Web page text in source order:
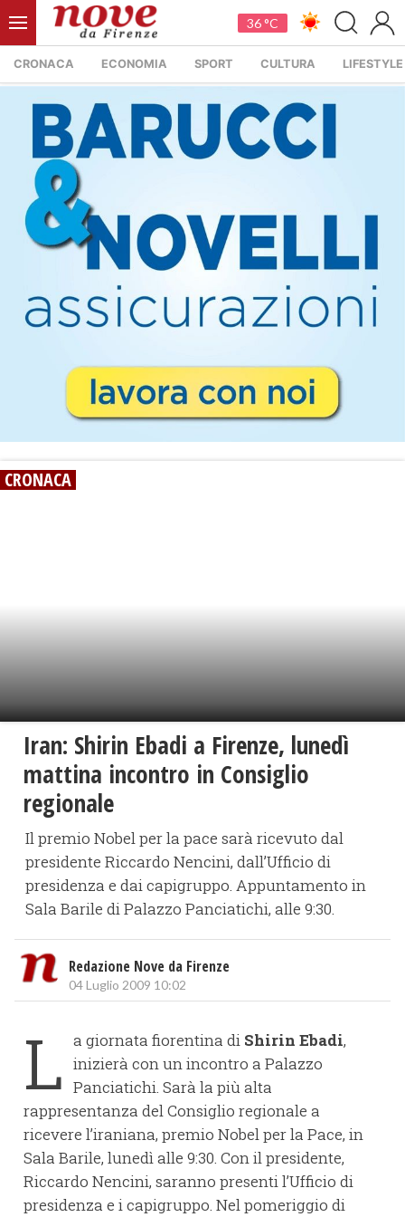
36 °C
CRONACA ECONOMIA SPORT CULTURA LIFESTYLE
CRONACA
Iran: Shirin Ebadi a Firenze, lunedì
mattina incontro in Consiglio
regionale
Il premio Nobel per la pace sarà ricevuto dal
presidente Riccardo Nencini, dall’Ufficio di
presidenza e dai capigruppo. Appuntamento in
Sala Barile di Palazzo Panciatichi, alle 9:30.
Redazione Nove da Firenze
04 Luglio 2009 10:02
L a giornata fiorentina di Shirin Ebadi,
inizierà con un incontro a Palazzo
Panciatichi. Sarà la più alta
rappresentanza del Consiglio regionale a
ricevere l’iraniana, premio Nobel per la Pace, in
Sala Barile, lunedì alle 9:30. Con il presidente,
Riccardo Nencini, saranno presenti l’Ufficio di
presidenza e i capigruppo. Nel pomeriggio di